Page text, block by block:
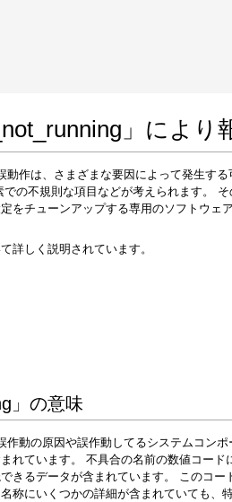
」によ
動作は、さまざまな要因によって発生する
の不規則な項目などが考えられます。 そ
をチューンアップする専用のソフトウェ
詳しく説明されています。
」の意味
動の原因や誤作動してるシステムコンポ
れています。 不具合の名前の数値コード
きるデータが含まれています。 このコー
称にいくつかの詳細が含まれていても、